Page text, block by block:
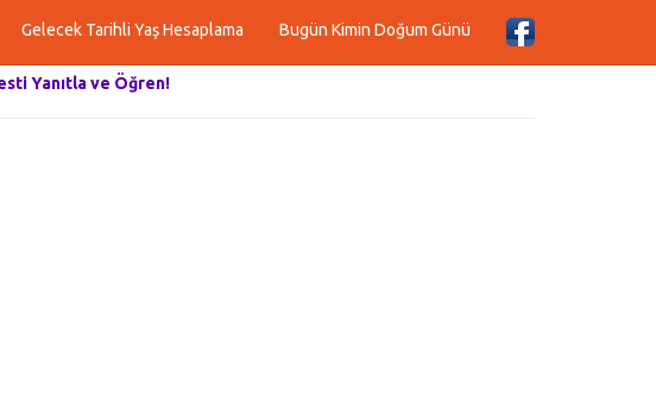
Gelecek Tarihli Yaş Hesaplama Bugün Kimin Doğum Günü
Yanıtla ve Öğren!